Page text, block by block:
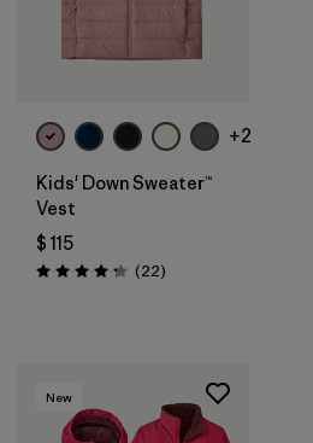
+2
Kids' Down Sweater™
Vest
$ 115
Valoración: 4.3 / 5
(22Comentarios
)
New